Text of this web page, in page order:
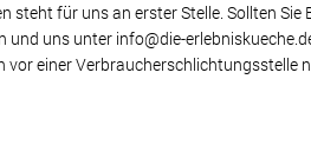
steht für uns an erster Stelle. Sollten
und uns unter info@die-
vor einer Verbraucherschlichtungsstelle